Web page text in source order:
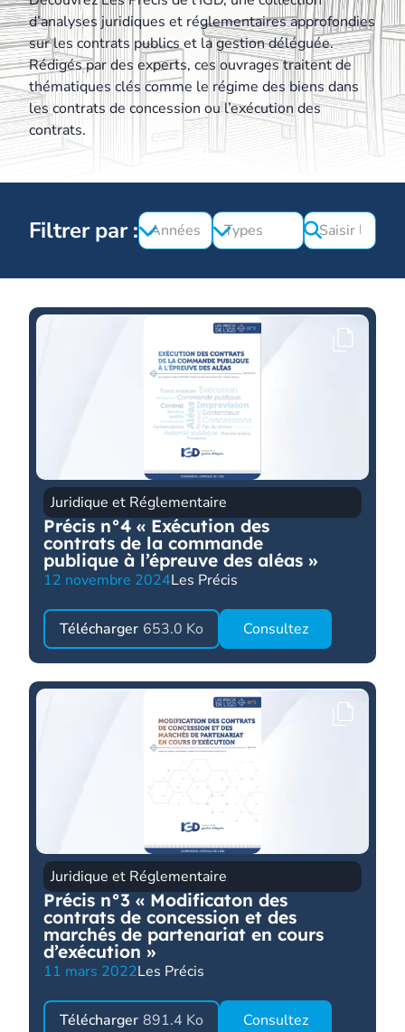
d’analyses juridiques et réglementaires approfondies
sur les contrats publics et la gestion déléguée.
Rédigés par des experts, ces ouvrages traitent de
thématiques clés comme le régime des biens dans
les contrats de concession ou l’exécution des
contrats.
Filtrer par :
Juridique et Réglementaire
Précis n°4 « Exécution des
contrats de la commande
publique à l’épreuve des aléas »
12 novembre 2024Les Précis
Télécharger 653.0 Ko Consultez
Juridique et Réglementaire
Précis n°3 « Modificaton des
contrats de concession et des
marchés de partenariat en cours
d’exécution »
11 mars 2022Les Précis
Télécharger 891.4 Ko Consultez